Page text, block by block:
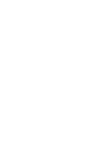
中X年专注于汽车配件销售
车主流品牌配件体系有深
求分析与方案定制，曾实
率超过XXX%。供应链协同
目，将配件周转效率提升
立作业能力，团队业绩连续
善于在复杂项目中协调多
。